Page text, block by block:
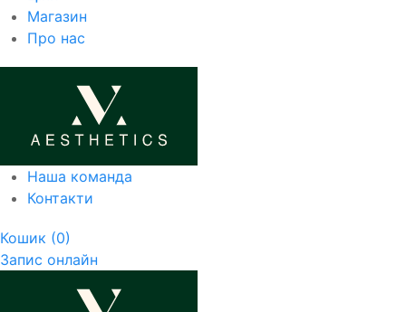
Магазин
Про нас
Наша команда
Контакти
Кошик (0)
Запис онлайн